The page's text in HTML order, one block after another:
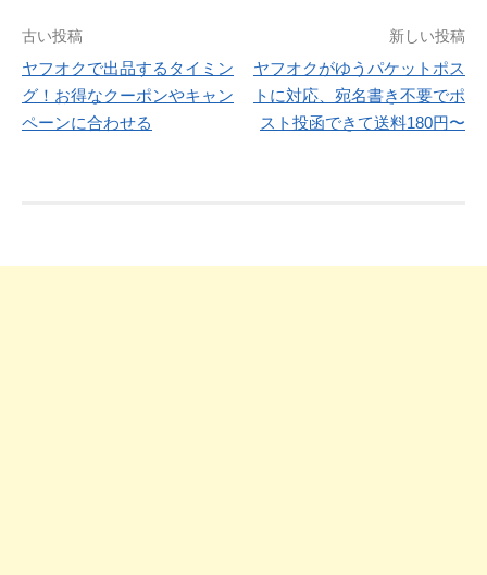
投
稿
ナ
古い投稿
ヤフオクで出品するタイミン
グ！お得なクーポンやキャン
ペーンに合わせる
新しい投稿
ヤフオクがゆうパケットポス
トに対応、宛名書き不要でポ
スト投函できて送料180円〜